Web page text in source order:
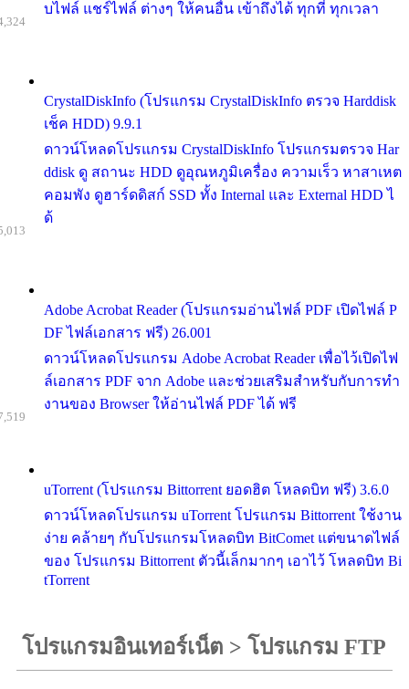
บไฟล์ แชร์ไฟล์ ต่างๆ ให้คนอื่น เข้าถึงได้ ทุกที่ ทุกเวลา
CrystalDiskInfo (โปรแกรม CrystalDiskInfo ตรวจ Harddisk
เช็ค HDD) 9.9.1
ดาวน์โหลดโปรแกรม CrystalDiskInfo โปรแกรมตรวจ Har
ddisk ดู สถานะ HDD ดูอุณหภูมิเครื่อง ความเร็ว หาสาเหต
คอมพัง ดูฮาร์ดดิสก์ SSD ทั้ง Internal และ External HDD ไ
ด้
Adobe Acrobat Reader (โปรแกรมอ่านไฟล์ PDF เปิดไฟล์ P
DF ไฟล์เอกสาร ฟรี) 26.001
ดาวน์โหลดโปรแกรม Adobe Acrobat Reader เพื่อไว้เปิดไฟ
ล์เอกสาร PDF จาก Adobe และช่วยเสริมสำหรับกับการทำ
งานของ Browser ให้อ่านไฟล์ PDF ได้ ฟรี
uTorrent (โปรแกรม Bittorrent ยอดฮิต โหลดบิท ฟรี) 3.6.0
ดาวน์โหลดโปรแกรม uTorrent โปรแกรม Bittorrent ใช้งาน
ง่าย คล้ายๆ กับโปรแกรมโหลดบิท BitComet แต่ขนาดไฟล์
ของ โปรแกรม Bittorrent ตัวนี้เล็กมากๆ เอาไว้ โหลดบิท Bi
tTorrent
โปรแกรมอินเทอร์เน็ต > โปรแกรม FTP